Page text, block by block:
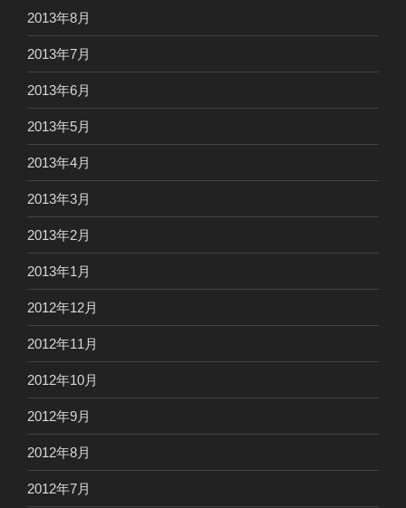
2013年8月
2013年7月
2013年6月
2013年5月
2013年4月
2013年3月
2013年2月
2013年1月
2012年12月
2012年11月
2012年10月
2012年9月
2012年8月
2012年7月